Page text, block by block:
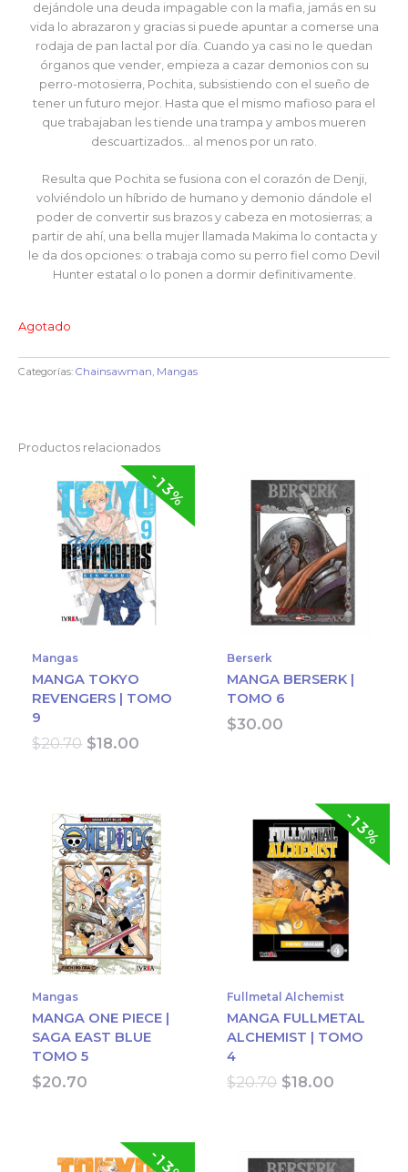
dejándole una deuda impagable con la mafia, jamás en su
vida lo abrazaron y gracias si puede apuntar a comerse una
rodaja de pan lactal por día. Cuando ya casi no le quedan
órganos que vender, empieza a cazar demonios con su
perro-motosierra, Pochita, subsistiendo con el sueño de
tener un futuro mejor. Hasta que el mismo mafioso para el
que trabajaban les tiende una trampa y ambos mueren
descuartizados… al menos por un rato.
Resulta que Pochita se fusiona con el corazón de Denji,
volviéndolo un híbrido de humano y demonio dándole el
poder de convertir sus brazos y cabeza en motosierras; a
partir de ahí, una bella mujer llamada Makima lo contacta y
le da dos opciones: o trabaja como su perro fiel como Devil
Hunter estatal o lo ponen a dormir definitivamente.
Agotado
Categorías: Chainsawman Mangas
Productos relacionados
Mangas
MANGA TOKYO
REVENGERS | TOMO
9
$20.70 Original
$18.00
-13%
Berserk
MANGA BERSERK |
TOMO 6
$30.00
Mangas
MANGA ONE PIECE |
SAGA EAST BLUE
TOMO 5
$20.70
Fullmetal Alchemist
MANGA FULLMETAL
ALCHEMIST | TOMO
4
$20.70 Original
$18.00
-13%